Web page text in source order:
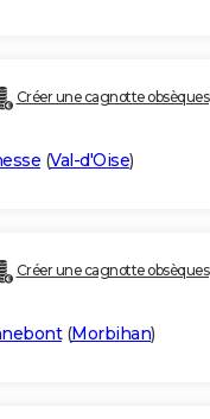
Créer une cagnotte obsèques
(Val-d'Oise)
Créer une cagnotte obsèques
(Morbihan)